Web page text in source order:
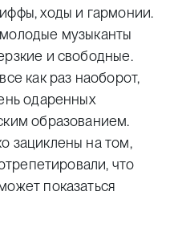
ходы и гармонии.
музыканты
и свободные.
как раз наоборот,
одаренных
образованием.
зациклены на том,
что
показаться